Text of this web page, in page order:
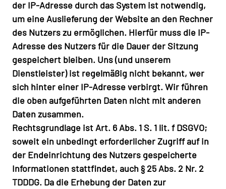
der IP-Adresse durch das System ist notwendig,
um eine Auslieferung der Website an den Rechner
des Nutzers zu ermöglichen. Hierfür muss die IP-
Adresse des Nutzers für die Dauer der Sitzung
gespeichert bleiben. Uns (und unserem
Dienstleister) ist regelmäßig nicht bekannt, wer
sich hinter einer IP-Adresse verbirgt. Wir führen
die oben aufgeführten Daten nicht mit anderen
Daten zusammen.
Rechtsgrundlage ist Art. 6 Abs. 1 S. 1 lit. f DSGVO;
soweit ein unbedingt erforderlicher Zugriff auf in
der Endeinrichtung des Nutzers gespeicherte
Informationen stattfindet, auch § 25 Abs. 2 Nr. 2
TDDDG. Da die Erhebung der Daten zur